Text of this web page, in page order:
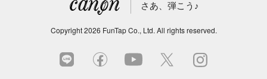
さあ、弾こう♪
Copyright2026 FunTap Co., Ltd. All rights reserved.